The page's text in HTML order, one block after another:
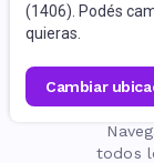
(1406). Podés
quieras.
cambiar
todos